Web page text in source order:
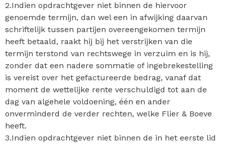
2.Indien opdrachtgever niet binnen de hiervoor
genoemde termijn, dan wel een in afwijking daarvan
schriftelijk tussen partijen overeengekomen termijn
heeft betaald, raakt hij bij het verstrijken van die
termijn terstond van rechtswege in verzuim en is hij,
zonder dat een nadere sommatie of ingebrekestelling
is vereist over het gefactureerde bedrag, vanaf dat
moment de wettelijke rente verschuldigd tot aan de
dag van algehele voldoening, één en ander
onverminderd de verder rechten, welke Flier & Boeve
heeft.
3.Indien opdrachtgever niet binnen de in het eerste lid